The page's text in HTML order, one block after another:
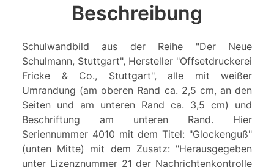
Beschreibung
Schulwandbild aus der Reihe "Der Neue
Schulmann, Stuttgart", Hersteller "Offsetdruckerei
Fricke & Co., Stuttgart", alle mit weißer
Umrandung (am oberen Rand ca. 2,5 cm, an den
Seiten und am unteren Rand ca. 3,5 cm) und
Beschriftung am unteren Rand. Hier
Seriennummer 4010 mit dem Titel: "Glockenguß"
(unten Mitte) mit dem Zusatz: "Herausgegeben
unter Lizenznummer 21 der Nachrichtenkontrolle